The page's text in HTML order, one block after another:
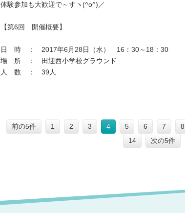
体験参加も大歓迎で～すヽ(^o^)／
【第6回 開催概要】
日 時 ： 2017年6月28日（水） 16：30～18：30
場 所 ： 田迎西小学校グラウンド
人 数 ： 39人
前の5件 1 2 3 4 5 6 7 8
14
次の5件